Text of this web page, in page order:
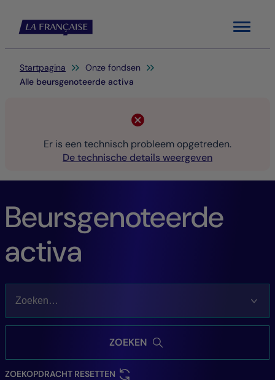
Menu
Je bent hier:
Startpagina
Onze fondsen
Alle beursgenoteerde activa
Er is een technisch probleem opgetreden.
De technische details weergeven
Beursgenoteerde
activa
ZOEKEN
ZOEKOPDRACHT RESETTEN